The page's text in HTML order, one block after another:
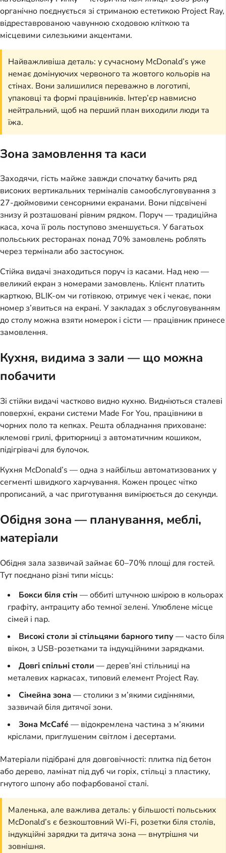
органічно поєднується зі стриманою естетикою Project Ray,
відреставрованою чавунною сходовою кліткою та
місцевими силезькими акцентами.
Найважливіша деталь: у сучасному McDonald’s уже
немає домінуючих червоного та жовтого кольорів на
стінах. Вони залишилися переважно в логотипі,
упаковці та формі працівників. Інтер’єр навмисно
нейтральний, щоб на перший план виходили люди та
їжа.
Зона замовлення та каси
Заходячи, гість майже завжди спочатку бачить ряд
високих вертикальних терміналів самообслуговування з
27-дюймовими сенсорними екранами. Вони підсвічені
знизу й розташовані рівним рядком. Поруч — традиційна
каса, хоча її роль поступово зменшується. У багатьох
польських ресторанах понад 70% замовлень роблять
через термінали або застосунок.
Стійка видачі знаходиться поруч із касами. Над нею —
великий екран з номерами замовлень. Клієнт платить
карткою, BLIK-ом чи готівкою, отримує чек і чекає, поки
номер з’явиться на екрані. У закладах з обслуговуванням
до столу можна взяти номерок і сісти — працівник принесе
замовлення.
Кухня, видима з зали — що можна
побачити
Зі стійки видачі частково видно кухню. Видніються сталеві
поверхні, екрани системи Made For You, працівники в
чорних поло та кепках. Решта обладнання приховане:
клемові грилі, фритюрниці з автоматичним кошиком,
підігрівачі для булочок.
Кухня McDonald’s — одна з найбільш автоматизованих у
сегменті швидкого харчування. Кожен процес чітко
прописаний, а час приготування вимірюється до секунди.
Обідня зона — планування, меблі,
матеріали
Обідня зала зазвичай займає 60–70% площі для гостей.
Тут поєднано різні типи місць:
Бокси біля стін — оббиті штучною шкірою в кольорах
графіту, антрациту або темної зелені. Улюблене місце
сімей і пар.
Високі столи зі стільцями барного типу— часто біля
вікон, з USB-розетками та індукційними зарядками.
Довгі спільні столи — дерев’яні стільниці на
металевих каркасах, типовий елемент Project Ray.
Сімейна зона — столики з м’якими сидіннями,
зазвичай біля дитячої зони.
Зона McCafé — відокремлена частина з м’якими
кріслами, приглушеним світлом і десертами.
Матеріали підібрані для довговічності: плитка під бетон
або дерево, ламінат під дуб чи горіх, стільці з пластику,
гнутого шпону або пофарбованої сталі.
Маленька, але важлива деталь: у більшості польських
McDonald’s є безкоштовний Wi-Fi, розетки біля столів,
індукційні зарядки та дитяча зона — внутрішня чи
зовнішня.